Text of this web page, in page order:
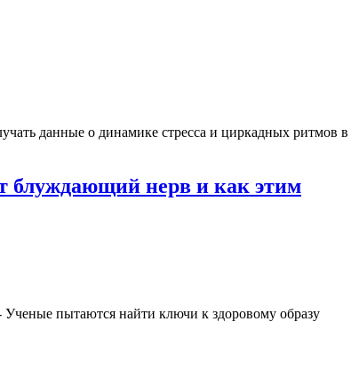
данные о динамике стресса и циркадных ритмов в
блуждающий нерв и как этим
пытаются найти ключи к здоровому образу